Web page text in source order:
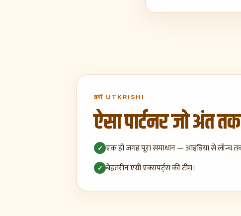
क्यों UTKRISHI
ऐसा पार्टनर जो अंत
✓ एक ही जगह पूरा समाधान — आइडिया से लॉन्च
✓ बेहतरीन एग्री एक्सपर्ट्स की टीम।